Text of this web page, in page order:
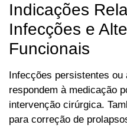
Indicações
Infecções e
Funcionais
Infecções persistentes
respondem à medicação
intervenção cirúrgica.
para correção de